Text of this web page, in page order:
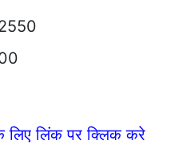
लिए लिंक पर क्लिक करे